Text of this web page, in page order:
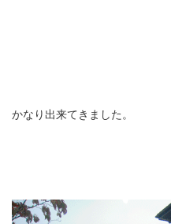
かなり出来てきました。